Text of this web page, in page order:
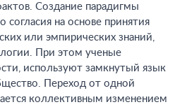
Создание парадигмы
согласия на основе принятия
или эмпирических знаний,
При этом ученые
используют замкнутый язык
Переход от одной
коллективным изменением